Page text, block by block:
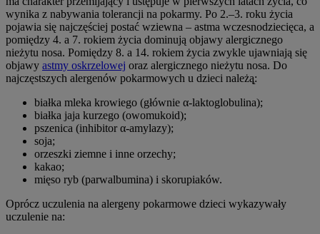
wynika z nabywania tolerancji na pokarmy. Po 2.–3. roku życia
pojawia się najczęściej postać wziewna – astma wczesnodziecięca, a
pomiędzy 4. a 7. rokiem życia dominują objawy alergicznego
nieżytu nosa. Pomiędzy 8. a 14. rokiem życia zwykle ujawniają się
objawy astmy oskrzelowej oraz alergicznego nieżytu nosa. Do
najczęstszych alergenów pokarmowych u dzieci należą̨:
białka mleka krowiego (głównie α-laktoglobulina);
białka jaja kurzego (owomukoid);
pszenica (inhibitor α-amylazy);
soja;
orzeszki ziemne i inne orzechy;
kakao;
mięso ryb (parwalbumina) i skorupiaków.
Oprócz uczulenia na alergeny pokarmowe dzieci wykazywały
uczulenie na: